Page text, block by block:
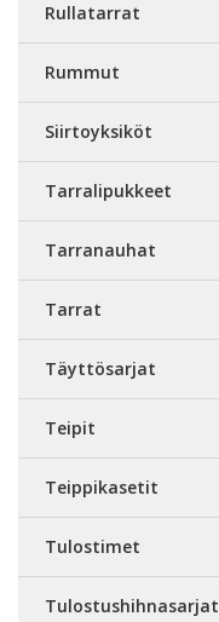
Rullatarrat
Rummut
Siirtoyksiköt
Tarralipukkeet
Tarranauhat
Tarrat
Täyttösarjat
Teipit
Teippikasetit
Tulostimet
Tulostushihnasarjat